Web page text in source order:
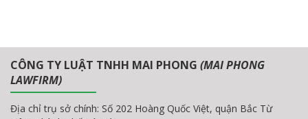
CÔNG TY LUẬT TNHH MAI PHONG (MAI PHONG
LAWFIRM)
Địa chỉ trụ sở chính: Số 202 Hoàng Quốc Việt, quận Bắc Từ